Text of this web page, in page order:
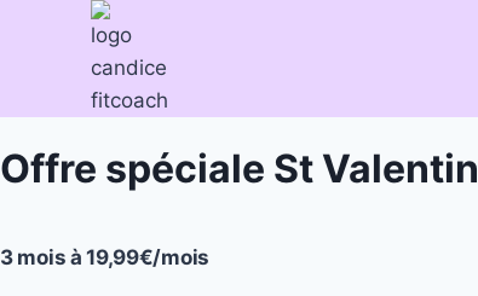
Offre spéciale St Valentin
3 mois à 19,99€/mois